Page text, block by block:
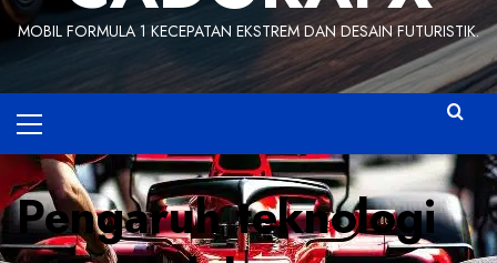
MOBIL FORMULA 1 KECEPATAN EKSTREM DAN DESAIN FUTURISTIK.
Menu
Pengaruh teknologi